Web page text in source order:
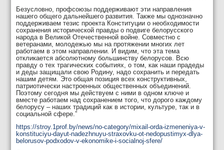
Безусловно, профсоюзы поддерживают эти направления
нашего общего дальнейшего развития. Также мы однозначно
поддерживаем тезис проекта Конституции о необходимости
сохранения исторической правды о подвиге белорусского
народа в Великой Отечественной войне. Совместно с
ветеранами, молодежью мы на протяжении многих лет
работаем в этом направлении. И видим, что эта тема
откликается абсолютному большинству белорусов. Всю
правду о тех трагических событиях, о том, как наши прадеды
и деды защищали свою Родину, надо сохранить и передать
нашим детям. Это общая позиция всех конструктивных,
патриотически настроенных общественных объединений.
Поэтому сегодня мы действуем с ними в одном ключе и
вместе работаем над сохранением того, что дорого каждому
белорусу – наших традиций как в истории, культуре, так и в
социальной сфере.”
https://stroy.1prof.by/news/no-category/mixail-orda-izmeneniya-v-
konstituciyu-dayut-nadezhnuyu-straxovku-ot-nedopustimyx-dlya-
belorusov-podxodov-v-ekonomike-i-socialnoj-sfere/